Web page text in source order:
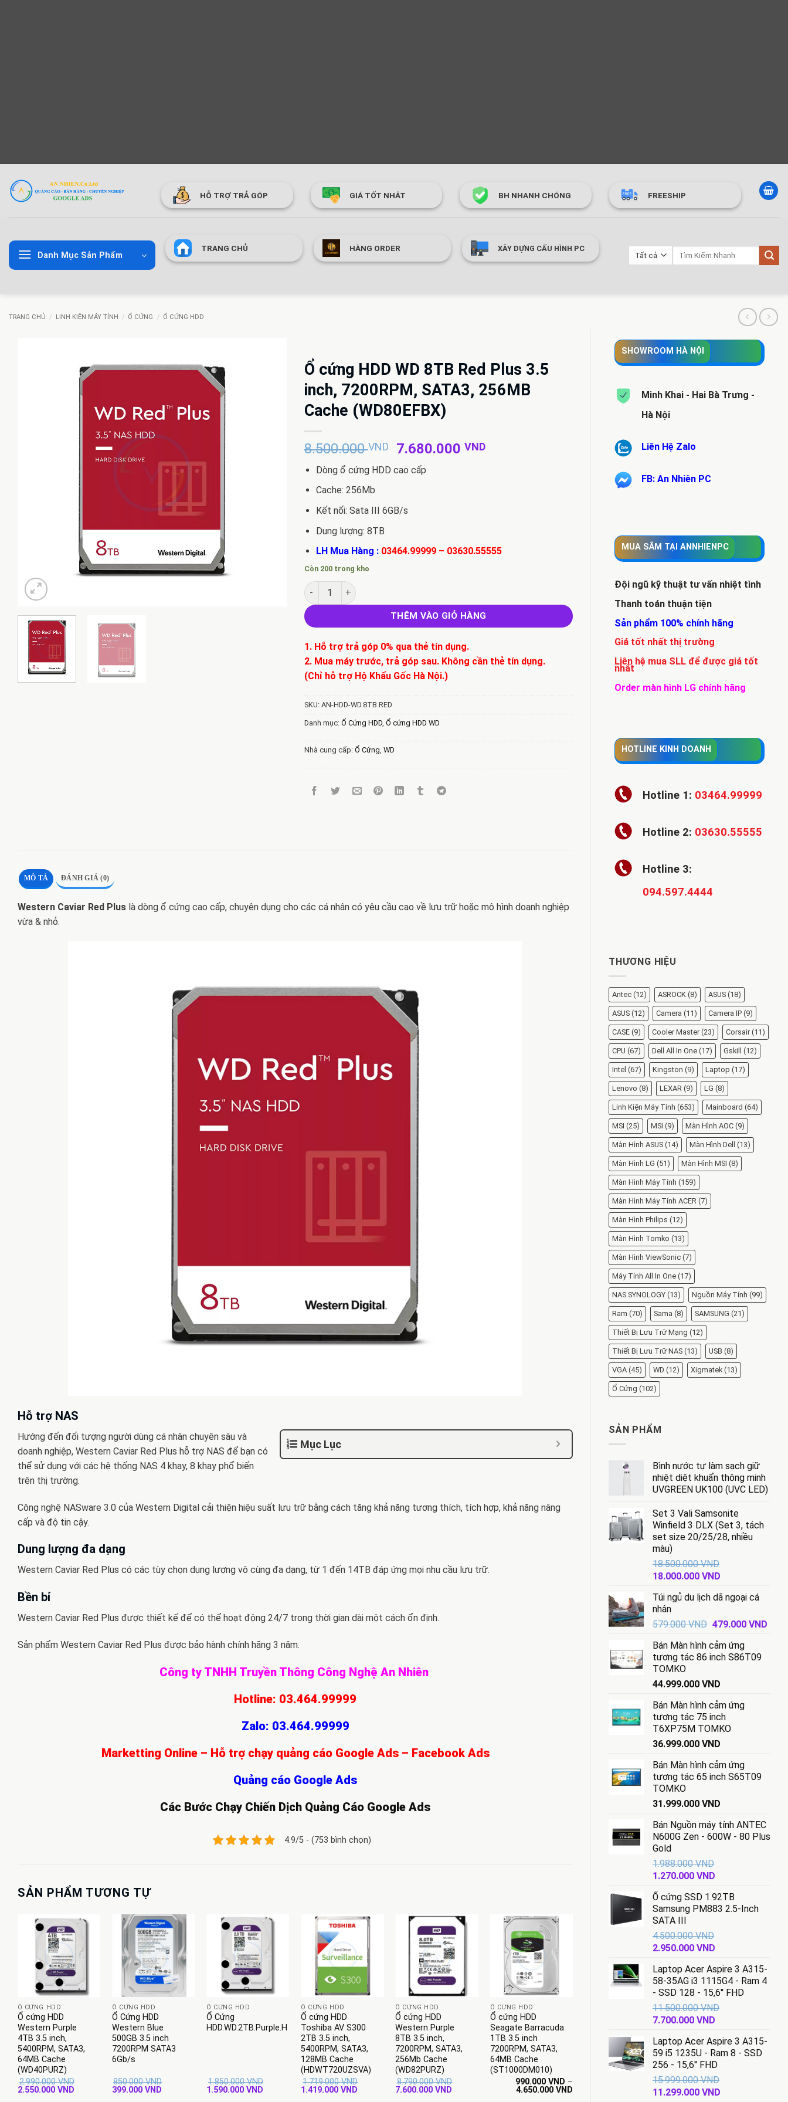
qua
HỖ TRỢ TRẢ GÓP GIÁ TỐT NHÂT BH NHANH CHÓNG FREESHIP
Danh Mục Sản Phẩm
TRANG CHỦ HÀNG ORDER XÂY DỰNG CẤU HÌNH PC
TRANG CHỦ / LINH KIỆN MÁY TÍNH / Ổ CỨNG / Ổ CỨNG HDD
SHOWROOM HÀ NỘI
Minh Khai - Hai Bà Trưng -
Hà Nội
Liên Hệ Zalo
FB: An Nhiên PC
MUA SẮM TẠI ANNHIENPC
Đội ngũ kỹ thuật tư vấn nhiệt tình
Thanh toán thuận tiện
Sản phẩm 100% chính hãng
Giá tốt nhất thị trường
Liên hệ mua SLL để được giá tốt
nhất
Order màn hình LG chính hãng
HOTLINE KINH DOANH
Hotline 1: 03464.99999
Hotline 2: 03630.55555
Hotline 3:
094.597.4444
THƯƠNG HIỆU
Antec (12) ASROCK (8) ASUS (18)
ASUS (12) Camera (11) Camera IP (9)
CASE (9) Cooler Master (23) Corsair (11)
CPU (67) Dell All In One (17) Gskill (12)
Intel (67) Kingston (9) Laptop (17)
Lenovo (8) LEXAR (9) LG (8)
Linh Kiện Máy Tính (653) Mainboard (64)
MSI (25) MSI (9) Màn Hình AOC (9)
Màn Hình ASUS (14) Màn Hình Dell (13)
Màn Hình LG (51) Màn Hình MSI (8)
Màn Hình Máy Tính (159)
Màn Hình Máy Tính ACER (7)
Màn Hình Philips (12)
Màn Hình Tomko (13)
Màn Hình ViewSonic (7)
Máy Tính All In One (17)
NAS SYNOLOGY (13) Nguồn Máy Tính (99)
Ram (70) Sama (8) SAMSUNG (21)
Thiết Bị Lưu Trữ Mạng (12)
Thiết Bị Lưu Trữ NAS (13) USB (8)
VGA (45) WD (12) Xigmatek (13)
Ổ Cứng (102)
SẢN PHẨM
Bình nước tự làm sạch giữ
nhiệt diệt khuẩn thông minh
UVGREEN UK100 (UVC LED)
Set 3 Vali Samsonite
Winfield 3 DLX (Set 3, tách
set size 20/25/28, nhiều
màu)
18.500.000VND
Giá
là:
18.500.000 VND.
18.000.000 VND
tại
18.000.000 VND.
Túi ngủ du lịch dã ngoại cá
nhân
579.000VND Giá
là:
579.000 VND.
479.000 VNDGiá
Bán Màn hình cảm ứng
tương tác 86 inch S86T09
TOMKO
44.999.000 VND
Bán Màn hình cảm ứng
tương tác 75 inch
T6XP75M TOMKO
36.999.000 VND
Bán Màn hình cảm ứng
tương tác 65 inch S65T09
TOMKO
31.999.000 VND
Bán Nguồn máy tính ANTEC
N600G Zen - 600W - 80 Plus
Gold
1.988.000VND
Giá
là:
1.988.000 VND.
1.270.000 VND
tại
là:
Ổ cứng SSD 1.92TB
Samsung PM883 2.5-Inch
SATA III
4.500.000VND
Giá
là:
4.500.000 VND.
2.950.000 VND
tại
là:
2.950.000 VND.
Laptop Acer Aspire 3 A315-
58-35AG i3 1115G4 - Ram 4
- SSD 128 - 15,6'' FHD
11.500.000VND
Giá
là:
11.500.000 VND.
7.700.000 VND
tại
là:
7.700.000 VND.
Laptop Acer Aspire 3 A315-
59 i5 1235U - Ram 8 - SSD
256 - 15,6'' FHD
15.999.000VND
Giá
11.299.000 VND
Ổ cứng HDD WD 8TB Red Plus 3.5
inch, 7200RPM, SATA3, 256MB
Cache (WD80EFBX)
8.500.000VND
Giá
gốc
là:
7.680.000 VNDGiá
Dòng ổ cứng HDD cao cấp
Cache: 256Mb
Kết nối: Sata III 6GB/s
Dung lượng: 8TB
LH Mua Hàng : 03464.99999 – 03630.55555
Còn 200 trong kho
Ổ cứng HDD WD 8TB Red Plus 3.5 inch, 7200RPM, SATA3, 256MB Cache (WD80EFBX) số lượng
THÊM VÀO GIỎ HÀNG
1. Hỗ trợ trả góp 0% qua thẻ tín dụng.
2. Mua máy trước, trả góp sau. Không cần thẻ tín dụng.
(Chỉ hỗ trợ Hộ Khẩu Gốc Hà Nội.)
SKU: AN-HDD-WD.8TB.RED
Danh mục: Ổ Cứng HDD, Ổ cứng HDD WD
Nhà cung cấp: Ổ Cứng, WD
MÔ TẢ ĐÁNH GIÁ (0)
Western Caviar Red Plus là dòng ổ cứng cao cấp, chuyên dụng cho các cá nhân có yêu cầu cao về lưu trữ hoặc mô hình doanh nghiệp
vừa & nhỏ.
Hỗ trợ NAS
Mục Lục
Hướng đến đối tượng người dùng cá nhân chuyên sâu và
doanh nghiệp, Western Caviar Red Plus hỗ trợ NAS để bạn có
thể sử dụng với các hệ thống NAS 4 khay, 8 khay phổ biến
trên thị trường.
Công nghệ NASware 3.0 của Western Digital cải thiện hiệu suất lưu trữ bằng cách tăng khả năng tương thích, tích hợp, khả năng nâng
cấp và độ tin cậy.
Dung lượng đa dạng
Western Caviar Red Plus có các tùy chọn dung lượng vô cùng đa dạng, từ 1 đến 14TB đáp ứng mọi nhu cầu lưu trữ.
Bền bỉ
Western Caviar Red Plus được thiết kế để có thể hoạt động 24/7 trong thời gian dài một cách ổn định.
Sản phẩm Western Caviar Red Plus được bảo hành chính hãng 3 năm.
Công ty TNHH Truyền Thông Công Nghệ An Nhiên
Hotline: 03.464.99999
Zalo: 03.464.99999
Marketting Online – Hỗ trợ chạy quảng cáo Google Ads – Facebook Ads
Quảng cáo Google Ads
Các Bước Chạy Chiến Dịch Quảng Cáo Google Ads
4.9/5 - (753 bình chọn)
SẢN PHẨM TƯƠNG TỰ
Ổ CỨNG HDD
Ổ cứng HDD
Western Purple
4TB 3.5 inch,
5400RPM, SATA3,
64MB Cache
(WD40PURZ)
2.990.000VND
Giá
2.550.000 VNDGiá
+
Ổ CỨNG HDD
Ổ Cứng HDD
Western Blue
500GB 3.5 inch
7200RPM SATA3
6Gb/s
850.000VND
Giá
399.000 VNDGiá
+
Ổ CỨNG HDD
Ổ Cứng
HDD.WD.2TB.Purple.H
1.850.000VND
Giá
1.590.000VND
Ổ CỨNG HDD
Ổ cứng HDD
Toshiba AV S300
2TB 3.5 inch,
5400RPM, SATA3,
128MB Cache
(HDWT720UZSVA)
1.719.000VND
Giá
1.419.000VND
Ổ CỨNG HDD
Ổ cứng HDD
Western Purple
8TB 3.5 inch,
7200RPM, SATA3,
256Mb Cache
(WD82PURZ)
8.790.000VND
Giá
7.600.000VND
+
Ổ CỨNG HDD
Ổ cứng HDD
Seagate Barracuda
1TB 3.5 inch
7200RPM, SATA3,
64MB Cache
(ST1000DM010)
990.000VND –
4.650.000VND
Ổ CỨNG HDD SEAGATE
Exos 4TB
7200RPM SAS 3 12
Gb/S 256MB
hiện